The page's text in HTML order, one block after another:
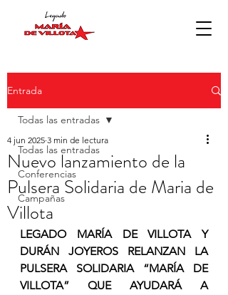
Entrada
Todas las entradas
Conferencias
Campañas
Todas las entradas
Nuevo lanzamiento de la
Pulsera Solidaria de Maria de
Villota
4 jun 2025 3 min de lectura
LEGADO MARÍA DE VILLOTA Y
DURÁN JOYEROS RELANZAN LA
PULSERA SOLIDARIA “MARÍA DE
VILLOTA” QUE AYUDARÁ A